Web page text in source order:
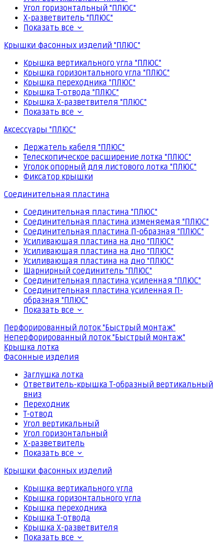
Угол горизонтальный "ПЛЮС"
Х-разветвитель "ПЛЮС"
Показать все
Крышки фасонных изделий "ПЛЮС"
Крышка вертикального угла "ПЛЮС"
Крышка горизонтального угла "ПЛЮС"
Крышка переходника "ПЛЮС"
Крышка Т-отвода "ПЛЮС"
Крышка Х-разветвителя "ПЛЮС"
Показать все
Аксессуары "ПЛЮС"
Держатель кабеля "ПЛЮС"
Телескопическое расширение лотка "ПЛЮС"
Уголок опорный для листового лотка "ПЛЮС"
Фиксатор крышки
Соединительная пластина
Соединительная пластина "ПЛЮС"
Соединительная пластина изменяемая "ПЛЮС"
Соединительная пластина П-образная "ПЛЮС"
Усиливающая пластина на дно "ПЛЮС"
Усиливающая пластина на дно "ПЛЮС"
Усиливающая пластина на дно "ПЛЮС"
Шарнирный соединитель "ПЛЮС"
Соединительная пластина усиленная "ПЛЮС"
Соединительная пластина усиленная П-
образная "ПЛЮС"
Показать все
Перфорированный лоток "Быстрый монтаж"
Неперфорированный лоток "Быстрый монтаж"
Крышка лотка
Фасонные изделия
Заглушка лотка
Ответвитель-крышка Т-образный вертикальный
вниз
Переходник
Т-отвод
Угол вертикальный
Угол горизонтальный
Х-разветвитель
Показать все
Крышки фасонных изделий
Крышка вертикального угла
Крышка горизонтального угла
Крышка переходника
Крышка Т-отвода
Крышка Х-разветвителя
Показать все